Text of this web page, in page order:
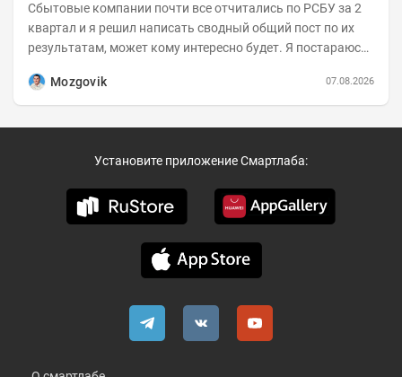
Сбытовые компании почти все отчитались по РСБУ за 2
квартал и я решил написать сводный общий пост по их
результатам, может кому интересно будет. Я постараюсь
Mozgovik
07.08.2026
Установите приложение Смартлаба: